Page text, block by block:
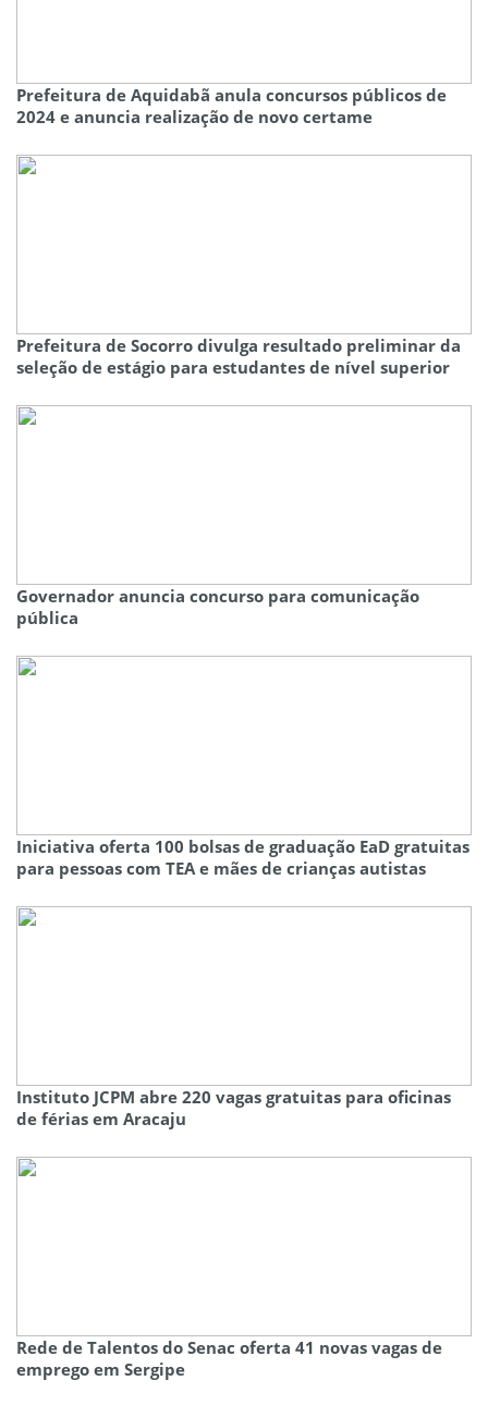
Prefeitura de Aquidabã anula concursos públicos de
2024 e anuncia realização de novo certame
Prefeitura de Socorro divulga resultado preliminar da
seleção de estágio para estudantes de nível superior
Governador anuncia concurso para comunicação
pública
Iniciativa oferta 100 bolsas de graduação EaD gratuitas
para pessoas com TEA e mães de crianças autistas
Instituto JCPM abre 220 vagas gratuitas para oficinas
de férias em Aracaju
Rede de Talentos do Senac oferta 41 novas vagas de
emprego em Sergipe